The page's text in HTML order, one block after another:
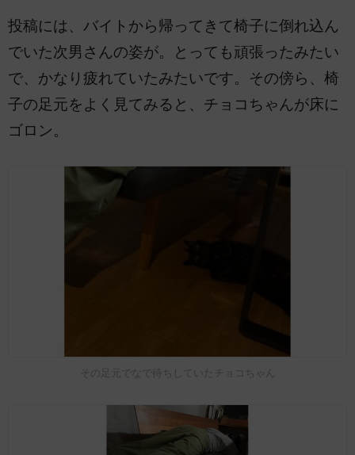
投稿には、バイトから帰ってきて椅子に倒れ込ん
でいた次男さんの姿が。とっても頑張ったみたい
で、かなり疲れていたみたいです。その傍ら、椅
子の足元をよく見てみると、チョコちゃんが床に
ゴロン。
その足元でなで待ちしていたチョコちゃん